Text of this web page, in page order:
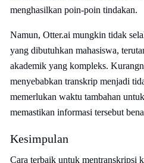
menghasilkan poin-poin tindakan.
Namun, Otter.ai mungkin tidak
yang dibutuhkan mahasiswa,
akademik yang kompleks.
menyebabkan transkrip menjadi
memerlukan waktu tambahan
memastikan informasi tersebut
Kesimpulan
Cara terbaik untuk mentranskripsi